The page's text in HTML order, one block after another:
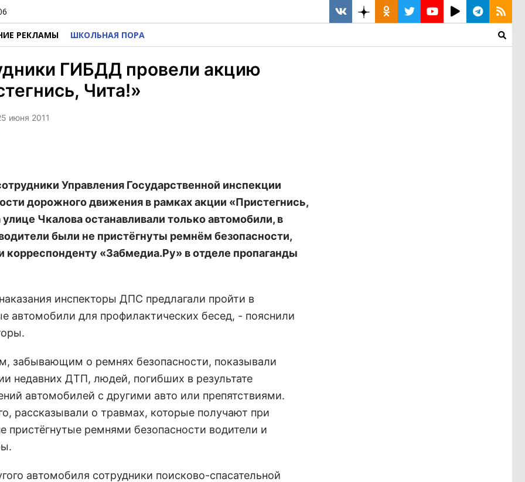
РЕКЛАМЫ ШКОЛЬНАЯ ПОРА
ГИБДД провели акцию
Чита!»
июня 2011
Управления Государственной инспекции
дорожного движения в рамках акции «Пристегнись,
Чкалова останавливали только автомобили, в
были не пристёгнуты ремнём безопасности,
корреспонденту «Забмедиа.Ру» в отделе пропаганды
инспекторы ДПС предлагали пройти в
автомобили для профилактических бесед, - пояснили
забывающим о ремнях безопасности, показывали
недавних ДТП, людей, погибших в результате
автомобилей с другими авто или препятствиями.
рассказывали о травмах, которые получают при
пристёгнутые ремнями безопасности водители и
автомобиля сотрудники поисково-спасательной